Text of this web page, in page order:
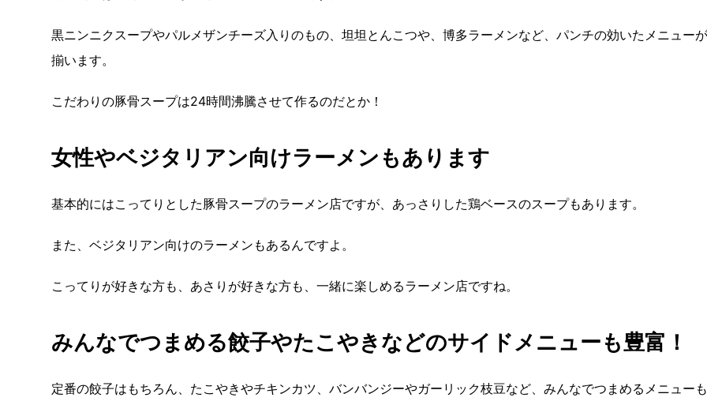
黒ニンニクスープやパルメザンチーズ入りのもの、坦坦とんこつや、博多ラーメンなど、パンチの効いたメニューが
揃います。
こだわりの豚骨スープは24時間沸騰させて作るのだとか！
女性やベジタリアン向けラーメンもあります
基本的にはこってりとした豚骨スープのラーメン店ですが、あっさりした鶏ベースのスープもあります。
また、ベジタリアン向けのラーメンもあるんですよ。
こってりが好きな方も、あさりが好きな方も、一緒に楽しめるラーメン店ですね。
みんなでつまめる餃子やたこやきなどのサイドメニューも豊富！
定番の餃子はもちろん、たこやきやチキンカツ、バンバンジーやガーリック枝豆など、みんなでつまめるメニューも